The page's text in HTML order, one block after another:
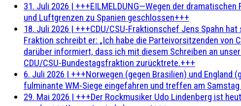
31. Juli 2026 | +++EILMELDUNG—Wegen der
und Luftgrenzen zu Spanien geschlossen+++
18. Juli 2026 | +++CDU/CSU-Fraktionschef Jens Spahn
Fraktion schreibt er: „Ich habe die Parteivorsitzenden von
darüber informiert, dass ich mit diesem Schreiben an
CDU/CSU-Bundestagsfraktion zurücktrete.+++
6. Juli 2026 | +++Norwegen (gegen Brasilien) und England
fulminante WM-Siege eingefahren und treffen am
29. Mai 2026 | +++Der Rockmusiker Udo Lindenberg ist